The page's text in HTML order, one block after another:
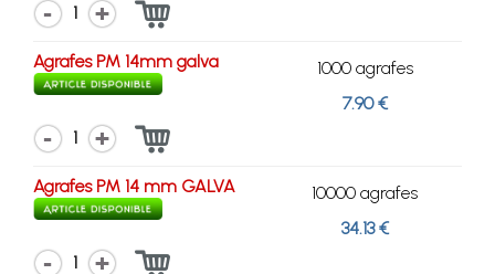
1
Agrafes PM 14mm galva
1000 agrafes
7.90 €
1
Agrafes PM 14 mm GALVA
10000 agrafes
34.13 €
1